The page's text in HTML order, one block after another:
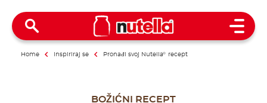
Open
Home Inspiriraj se Pronađi svoj Nutella® recept
BOŽIĆNI RECEPT